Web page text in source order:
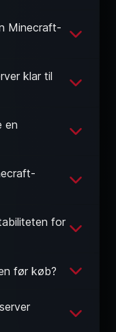
Minecraft-
klar til
en
for
før køb?